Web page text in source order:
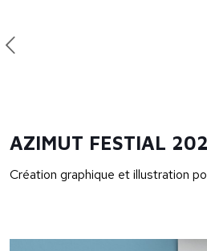
AZIMUT FESTIAL
Création graphique et illustration